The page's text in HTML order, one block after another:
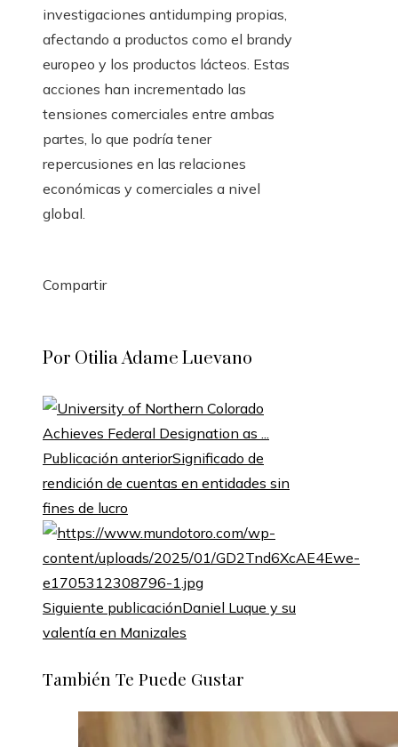
investigaciones antidumping propias,
afectando a productos como el brandy
europeo y los productos lácteos. Estas
acciones han incrementado las
tensiones comerciales entre ambas
partes, lo que podría tener
repercusiones en las relaciones
económicas y comerciales a nivel
global.
Compartir
Por Otilia Adame Luevano
Publicación anteriorSignificado de
rendición de cuentas en entidades sin
fines de lucro
Siguiente publicaciónDaniel Luque y su
valentía en Manizales
También Te Puede Gustar